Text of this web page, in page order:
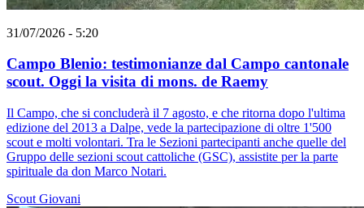
31/07/2026 - 5:20
Campo Blenio: testimonianze dal Campo cantonale
scout. Oggi la visita di mons. de Raemy
Il Campo, che si concluderà il 7 agosto, e che ritorna dopo l'ultima
edizione del 2013 a Dalpe, vede la partecipazione di oltre 1'500
scout e molti volontari. Tra le Sezioni partecipanti anche quelle del
Gruppo delle sezioni scout cattoliche (GSC), assistite per la parte
spirituale da don Marco Notari.
Scout Giovani